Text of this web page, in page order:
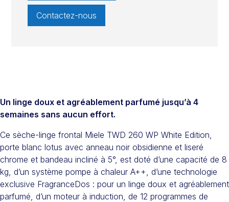
Contactez-nous
Un linge doux et agréablement parfumé jusqu’à 4
semaines sans aucun effort.
Ce sèche-linge frontal Miele TWD 260 WP White Edition,
porte blanc lotus avec anneau noir obsidienne et liseré
chrome et bandeau incliné à 5°, est doté d’une capacité de 8
kg, d’un système pompe à chaleur A++, d’une technologie
exclusive FragranceDos : pour un linge doux et agréablement
parfumé, d’un moteur à induction, de 12 programmes de